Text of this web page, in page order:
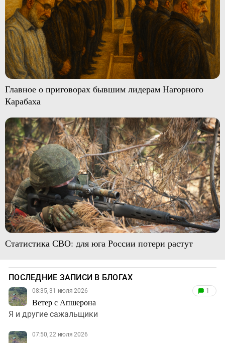
Главное о приговорах бывшим лидерам Нагорного
Карабаха
Статистика СВО: для юга России потери растут
ПОСЛЕДНИЕ ЗАПИСИ В БЛОГАХ
08:35, 31 июля 2026
Ветер с Апшерона
1
Я и другие сажальщики
07:50, 22 июля 2026